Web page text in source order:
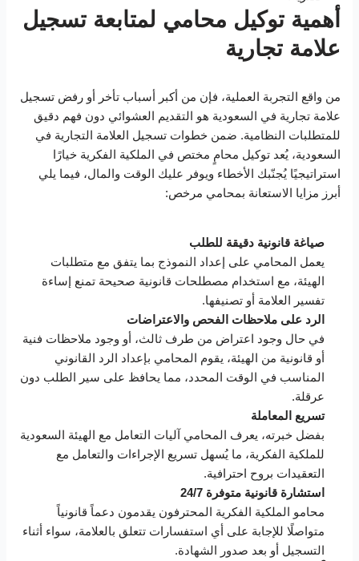
أهمية توكيل محامي لمتابعة تسجيل
علامة تجارية
من واقع التجربة العملية، فإن من أكبر أسباب تأخر أو رفض تسجيل
علامة تجارية في السعودية هو التقديم العشوائي دون فهم دقيق
للمتطلبات النظامية. ضمن خطوات تسجيل العلامة التجارية في
السعودية، يُعد توكيل محامٍ مختص في الملكية الفكرية خيارًا
استراتيجيًا يُجنّبك الأخطاء ويوفر عليك الوقت والمال، فيما يلي
أبرز مزايا الاستعانة بمحامي مرخص:
صياغة قانونية دقيقة للطلب
يعمل المحامي على إعداد النموذج بما يتفق مع متطلبات
الهيئة، مع استخدام مصطلحات قانونية صحيحة تمنع إساءة
تفسير العلامة أو تصنيفها.
الرد على ملاحظات الفحص والاعتراضات
في حال وجود اعتراض من طرف ثالث، أو وجود ملاحظات فنية
أو قانونية من الهيئة، يقوم المحامي بإعداد الرد القانوني
المناسب في الوقت المحدد، مما يحافظ على سير الطلب دون
عرقلة.
تسريع المعاملة
بفضل خبرته، يعرف المحامي آليات التعامل مع الهيئة السعودية
للملكية الفكرية، ما يُسهل تسريع الإجراءات والتعامل مع
التعقيدات بروح احترافية.
استشارة قانونية متوفرة 24/7
محامو الملكية الفكرية المحترفون يقدمون دعماً قانونياً
متواصلًا للإجابة على أي استفسارات تتعلق بالعلامة، سواء أثناء
التسجيل أو بعد صدور الشهادة.